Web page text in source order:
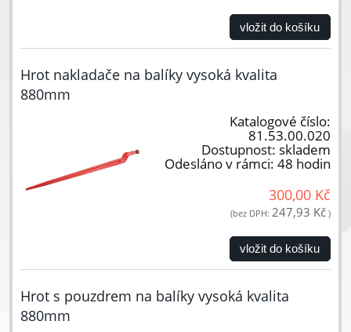
vložit do košíku
Hrot nakladače na balíky vysoká kvalita
880mm
Katalogové číslo:
81.53.00.020
Dostupnost: skladem
Odesláno v rámci: 48 hodin
300,00 Kč
(bez DPH: 247,93 Kč )
vložit do košíku
Hrot s pouzdrem na balíky vysoká kvalita
880mm